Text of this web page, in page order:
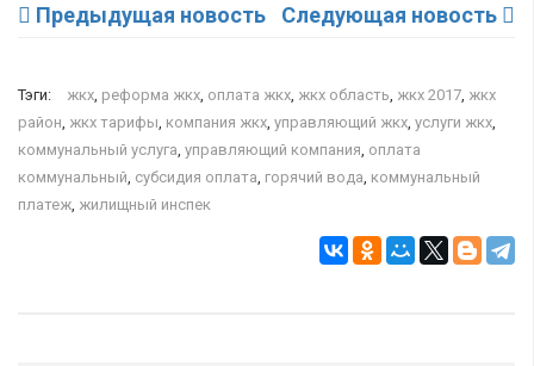
Предыдущая новость Следующая новость
Тэги: жкх, реформа жкх, оплата жкх, жкх область, жкх 2017, жкх
район, жкх тарифы, компания жкх, управляющий жкх, услуги жкх,
коммунальный услуга, управляющий компания, оплата
коммунальный, субсидия оплата, горячий вода, коммунальный
платеж, жилищный инспек